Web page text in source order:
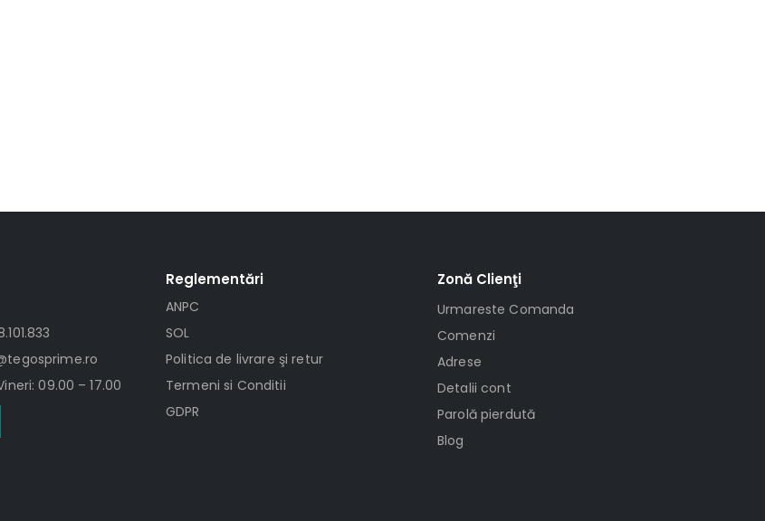
09.00 – 17.00
Reglementări
ANPC
SOL
Politica de livrare şi retur
Termeni si Conditii
GDPR
Zonă Clienţi
Urmareste Comanda
Comenzi
Adrese
Detalii cont
Parolă pierdută
Blog